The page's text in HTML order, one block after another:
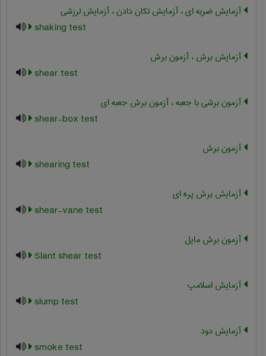
آزمایش ضربه ای ، آزمایش تکان دادن ، آزمایش لرزشی
shaking test
آزمایش برش ، آزمون برش
shear test
آزمون برشی با جعبه ، آزمون برش جعبه ای
shear-box test
آزمون برش
shearing test
آزمایش برش پره ای
shear-vane test
آزمون برش مایل
Slant shear test
آزمایش اسلامپ
slump test
آزمایش دود
smoke test